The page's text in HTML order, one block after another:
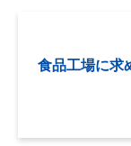
食品工場に求